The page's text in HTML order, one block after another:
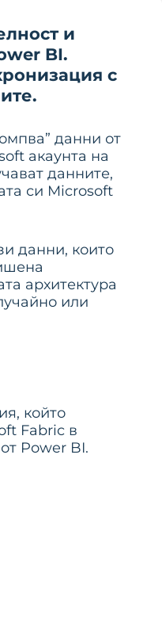
и
BI.
с
данни от
акаунта на
данните,
си Microsoft
данни, които
архитектура
или
който
Fabric в
Power BI.